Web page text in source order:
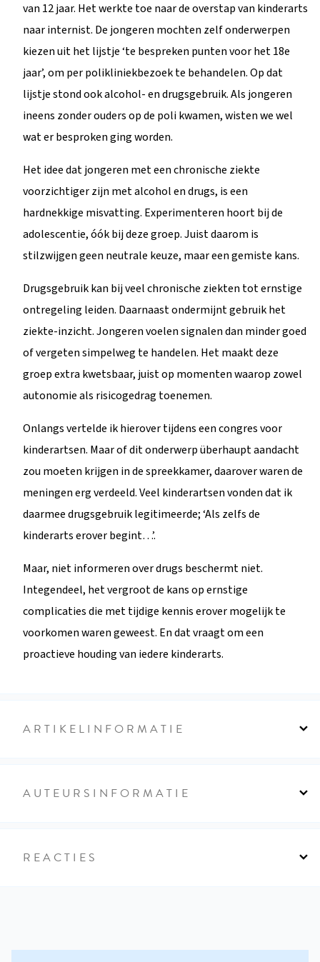
van 12 jaar. Het werkte toe naar de overstap van kinderarts
naar internist. De jongeren mochten zelf onderwerpen
kiezen uit het lijstje ‘te bespreken punten voor het 18e
jaar’, om per polikliniekbezoek te behandelen. Op dat
lijstje stond ook alcohol- en drugsgebruik. Als jongeren
ineens zonder ouders op de poli kwamen, wisten we wel
wat er besproken ging worden.
Het idee dat jongeren met een chronische ziekte
voorzichtiger zijn met alcohol en drugs, is een
hardnekkige misvatting. Experimenteren hoort bij de
adolescentie, óók bij deze groep. Juist daarom is
stilzwijgen geen neutrale keuze, maar een gemiste kans.
Drugsgebruik kan bij veel chronische ziekten tot ernstige
ontregeling leiden. Daarnaast ondermijnt gebruik het
ziekte-inzicht. Jongeren voelen signalen dan minder goed
of vergeten simpelweg te handelen. Het maakt deze
groep extra kwetsbaar, juist op momenten waarop zowel
autonomie als risicogedrag toenemen.
Onlangs vertelde ik hierover tijdens een congres voor
kinderartsen. Maar of dit onderwerp überhaupt aandacht
zou moeten krijgen in de spreekkamer, daarover waren de
meningen erg verdeeld. Veel kinderartsen vonden dat ik
daarmee drugsgebruik legitimeerde; ‘Als zelfs de
kinderarts erover begint…’.
Maar, niet informeren over drugs beschermt niet.
Integendeel, het vergroot de kans op ernstige
complicaties die met tijdige kennis erover mogelijk te
voorkomen waren geweest. En dat vraagt om een
proactieve houding van iedere kinderarts.
ARTIKELINFORMATIE
AUTEURSINFORMATIE
REACTIES